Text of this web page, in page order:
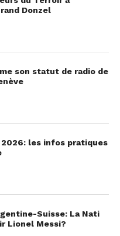
Donzel
son statut de radio de
2026: les infos pratiques
Suisse: La Nati
Lionel Messi?